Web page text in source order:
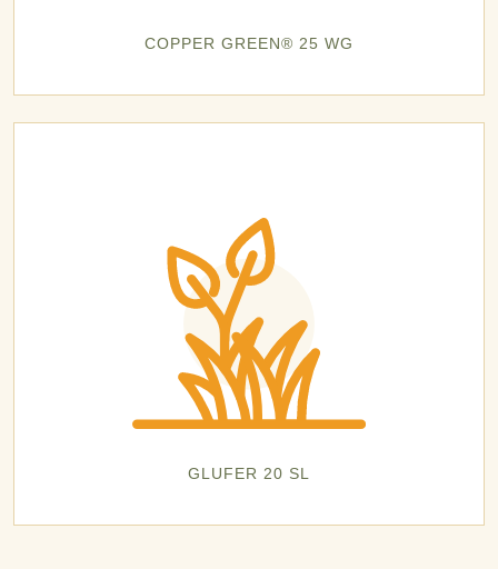
COPPER GREEN® 25 WG
GLUFER 20 SL